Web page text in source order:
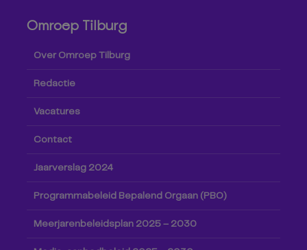
Omroep Tilburg
Over Omroep Tilburg
Redactie
Vacatures
Contact
Jaarverslag 2024
Programmabeleid Bepalend Orgaan (PBO)
Meerjarenbeleidsplan 2025 – 2030